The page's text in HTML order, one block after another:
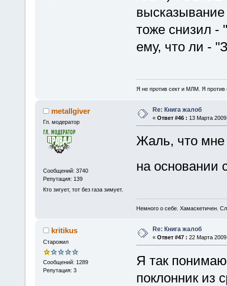
тоже снизил -
ему, что ли -
Я не против сект и МЛМ. Я
metallgiver
Гл. модератор
Сообщений: 3740
Репутация: 139
Кто зигует, тот без газа зимует.
Re: Книга жалоб
« Ответ #46 : 13 Марта
Жаль, что мне
на
Немного о себе. Хамаскетичен.
kritikus
Старожил
Сообщений: 1289
Репутация: 3
Re: Книга жалоб
« Ответ #47 : 22 Марта
Я так
поклонник из